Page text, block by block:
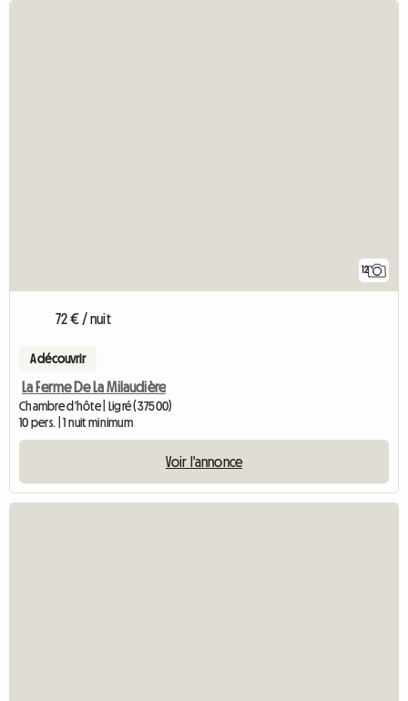
12
72 € / nuit
A découvrir
La Ferme De La Milaudière
Chambre d'hôte | Ligré (37500)
10 pers. | 1 nuit minimum
Voir l'annonce